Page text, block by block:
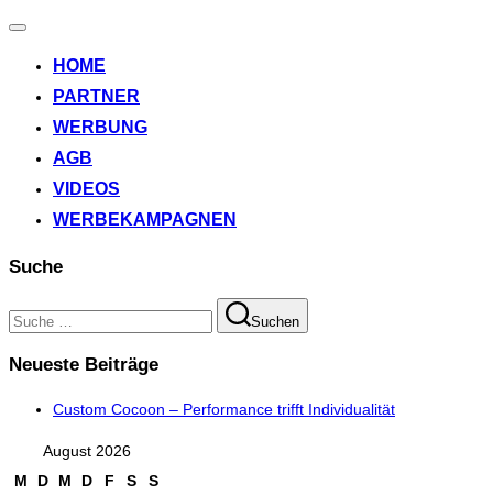
Navigation
HOME
PARTNER
WERBUNG
AGB
VIDEOS
WERBEKAMPAGNEN
Suche
Suchen
nach:
Suchen
Neueste Beiträge
Custom Cocoon – Performance trifft Individualität
August 2026
M
D M D F S
S